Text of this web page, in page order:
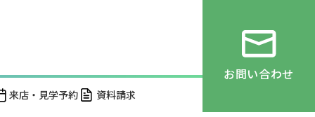
来店・見学予約 資料請求
お問い合わせ